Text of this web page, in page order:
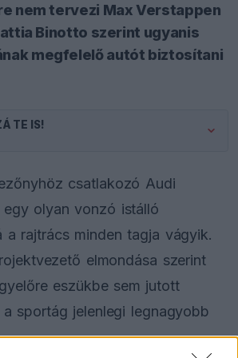
nem tervezi Max Verstappen
Binotto szerint ugyanis
megfelelő autót biztosítani
TE IS!
csatlakozó Audi
olyan vonzó istálló
a rajtrács minden tagja vágyik.
elmondása szerint
eszükbe sem jutott
sportág jelenlegi legnagyobb